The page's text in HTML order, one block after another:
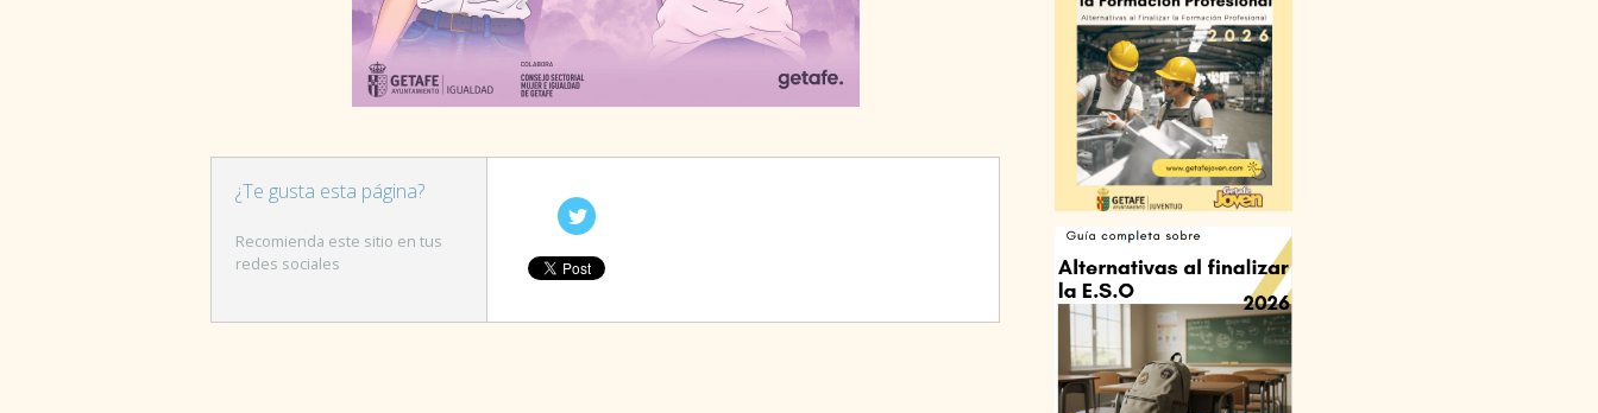
¿Te gusta esta página?
Recomienda este sitio en tus
redes sociales